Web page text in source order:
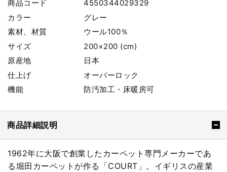
商品コード
4550344029329
カラー
グレー
素材、材質
ウール100％
サイズ
200×200 (cm)
原産地
日本
仕上げ
オーバーロック
機能
防汚加工・床暖房可
商品詳細説明
1962年に大阪で創業したカーペット専門メーカーであ
る堀田カーペットが作る「COURT」。イギリスの産業